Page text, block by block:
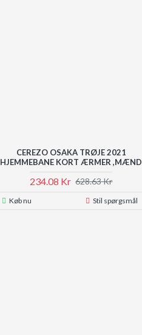
CEREZO OSAKA TRØJE 2021
HJEMMEBANE KORT ÆRMER ,MÆND
234.08 Kr 628.63 Kr
Køb nu Stil spørgsmål